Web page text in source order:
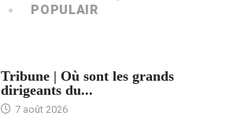
POPULAIR
Tribune | Où sont les grands
dirigeants du...
7 août 2026